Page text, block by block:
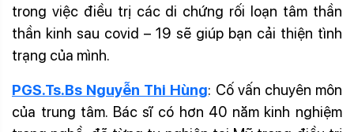
trong việc điều trị các di chứng rối loạn tâm thần
thần kinh sau covid – 19 sẽ giúp bạn cải thiện tình
trạng của mình.
PGS.Ts.Bs Nguyễn Thi Hùng: Cố vấn chuyên môn
của trung tâm. Bác sĩ có hơn 40 năm kinh nghiệm